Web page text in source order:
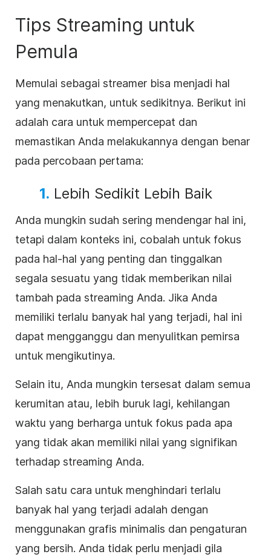
Tips Streaming untuk
Pemula
Memulai sebagai streamer bisa menjadi hal
yang menakutkan, untuk sedikitnya. Berikut ini
adalah cara untuk mempercepat dan
memastikan Anda melakukannya dengan benar
pada percobaan pertama:
1. Lebih Sedikit Lebih Baik
Anda mungkin sudah sering mendengar hal ini,
tetapi dalam konteks ini, cobalah untuk fokus
pada hal-hal yang penting dan tinggalkan
segala sesuatu yang tidak memberikan nilai
tambah pada streaming Anda. Jika Anda
memiliki terlalu banyak hal yang terjadi, hal ini
dapat mengganggu dan menyulitkan pemirsa
untuk mengikutinya.
Selain itu, Anda mungkin tersesat dalam semua
kerumitan atau, lebih buruk lagi, kehilangan
waktu yang berharga untuk fokus pada apa
yang tidak akan memiliki nilai yang signifikan
terhadap streaming Anda.
Salah satu cara untuk menghindari terlalu
banyak hal yang terjadi adalah dengan
menggunakan grafis minimalis dan pengaturan
yang bersih. Anda tidak perlu menjadi gila